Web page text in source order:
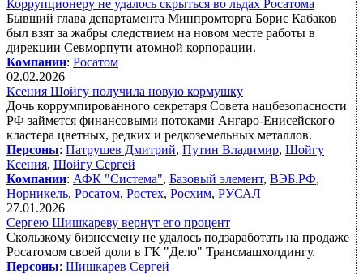
Коррупционеру не удалось скрыться во льдах Росатома
Бывший глава департамента Минпромторга Борис Кабаков
был взят за жабры следствием на новом месте работы в
дирекции Севморпути атомной корпорации.
Компании: Росатом
02.02.2026
Ксения Шойгу получила новую кормушку
Дочь коррумпированного секретаря Совета нацбезопасности
РФ займется финансовыми потоками Ангаро-Енисейского
кластера цветных, редких и редкоземельных металлов.
Персоны: Патрушев Дмитрий, Путин Владимир, Шойгу
Ксения, Шойгу Сергей
Компании: АФК "Система", Базовый элемент, ВЭБ.РФ,
Норникель, Росатом, Ростех, Росхим, РУСАЛ
27.01.2026
Сергею Шишкареву вернут его процент
Скользкому бизнесмену не удалось подзаработать на продаже
Росатомом своей доли в ГК "Дело" Трансмашхолдингу.
Персоны: Шишкарев Сергей